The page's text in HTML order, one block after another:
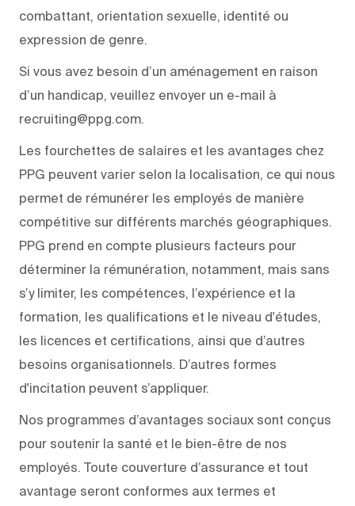
combattant, orientation sexuelle, identité ou
expression de genre.
Si vous avez besoin d’un aménagement en raison
d’un handicap, veuillez envoyer un e-mail à
recruiting@ppg.com.
Les fourchettes de salaires et les avantages chez
PPG peuvent varier selon la localisation, ce qui nous
permet de rémunérer les employés de manière
compétitive sur différents marchés géographiques.
PPG prend en compte plusieurs facteurs pour
déterminer la rémunération, notamment, mais sans
s’y limiter, les compétences, l’expérience et la
formation, les qualifications et le niveau d'études,
les licences et certifications, ainsi que d’autres
besoins organisationnels. D’autres formes
d'incitation peuvent s’appliquer.
Nos programmes d’avantages sociaux sont conçus
pour soutenir la santé et le bien-être de nos
employés. Toute couverture d’assurance et tout
avantage seront conformes aux termes et